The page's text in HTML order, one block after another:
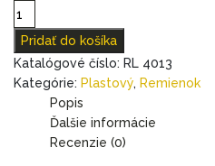
množstvo
RL
4013
Pridať do košíka
Katalógové číslo: RL 4013
Kategórie: Plastový, Remienok
Popis
Ďalšie informácie
Recenzie (0)